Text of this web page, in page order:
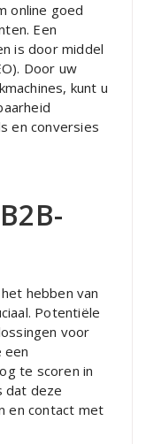
online goed
Een
is door middel
Door uw
kunt u
en conversies
hebben van
Potentiële
voor
een
te scoren in
dat deze
en contact met